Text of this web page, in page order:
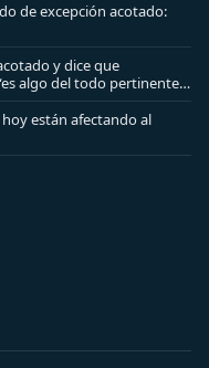
de excepción acotado:
y dice que
algo del todo pertinente
están afectando al